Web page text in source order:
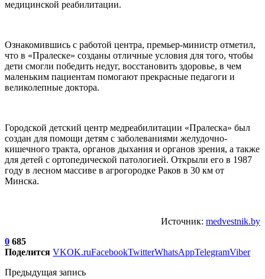
медицинской реабилитации.
Ознакомившись с работой центра, премьер-министр отметил,
что в «Пралеске» созданы отличные условия для того, чтобы
дети смогли победить недуг, восстановить здоровье, в чем
маленьким пациентам помогают прекрасные педагоги и
великолепные доктора.
Городской детский центр медреабилитации «Пралеска» был
создан для помощи детям с заболеваниями желудочно-
кишечного тракта, органов дыхания и органов зрения, а также
для детей с ортопедической патологией. Открыли его в 1987
году в лесном массиве в агрогородке Раков в 30 км от
Минска.
Источник: medvestnik.by
0 685
Поделится VKOK.ruFacebookTwitterWhatsAppTelegramViber
Предыдущая запись